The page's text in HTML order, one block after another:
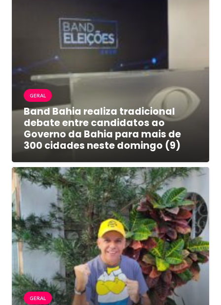
GERAL
Band Bahia realiza tradicional
debate entre candidatos ao
Governo da Bahia para mais de
300 cidades neste domingo (9)
GERAL